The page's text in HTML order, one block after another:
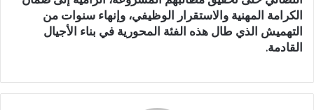
الكرامة المهنية والاستقرار الوظيفي، وإنهاء سنوات من
التهميش الذي طال هذه الفئة المحورية في بناء الأجيال
القادمة.